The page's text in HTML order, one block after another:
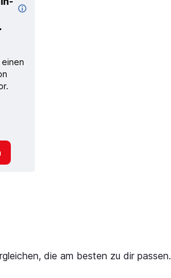
die am besten zu dir passen.